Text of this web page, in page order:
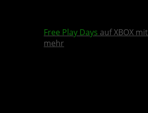
Free Play Days auf XBOX mit
mehr